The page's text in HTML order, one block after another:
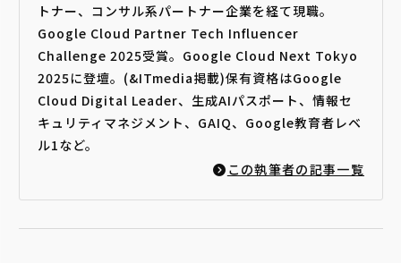
トナー、コンサル系パートナー企業を経て現職。
Google Cloud Partner Tech Influencer
Challenge 2025受賞。Google Cloud Next Tokyo
2025に登壇。(&ITmedia掲載)保有資格はGoogle
Cloud Digital Leader、生成AIパスポート、情報セ
キュリティマネジメント、GAIQ、Google教育者レベ
ル1など。
この執筆者の記事一覧